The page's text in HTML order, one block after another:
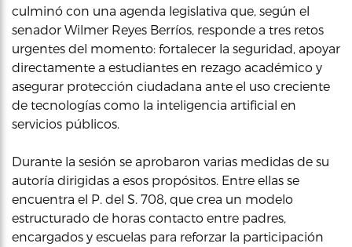
culminó con una agenda legislativa que, según el
senador Wilmer Reyes Berríos, responde a tres retos
urgentes del momento: fortalecer la seguridad, apoyar
directamente a estudiantes en rezago académico y
asegurar protección ciudadana ante el uso creciente
de tecnologías como la inteligencia artificial en
servicios públicos.
Durante la sesión se aprobaron varias medidas de su
autoría dirigidas a esos propósitos. Entre ellas se
encuentra el P. del S. 708, que crea un modelo
estructurado de horas contacto entre padres,
encargados y escuelas para reforzar la participación